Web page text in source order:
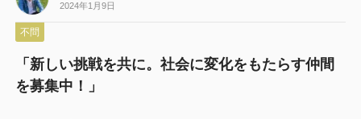
2024年1月9日
不問
「新しい挑戦を共に。社会に変化をもたらす仲間
を募集中！」